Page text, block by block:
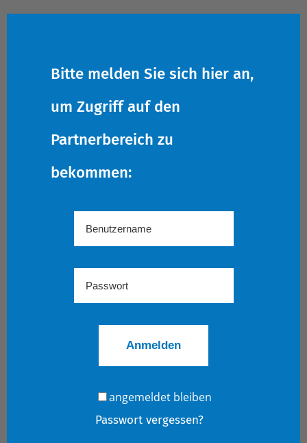
Bitte melden Sie sich hier an,
um Zugriff auf den
Partnerbereich zu
bekommen:
angemeldet bleiben
Passwort vergessen?